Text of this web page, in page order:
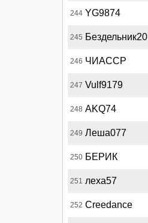
244 YG9874
245 Бездельник20
246 ЧИАССР
247 Vulf9179
248 AKQ74
249 Леша077
250 БЕРИК
251 леха57
252 Creedance